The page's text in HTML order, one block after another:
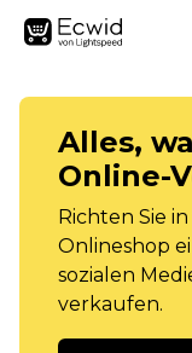
Alles,
Online-
Richten Sie
Onlineshop
sozialen
verkaufen.